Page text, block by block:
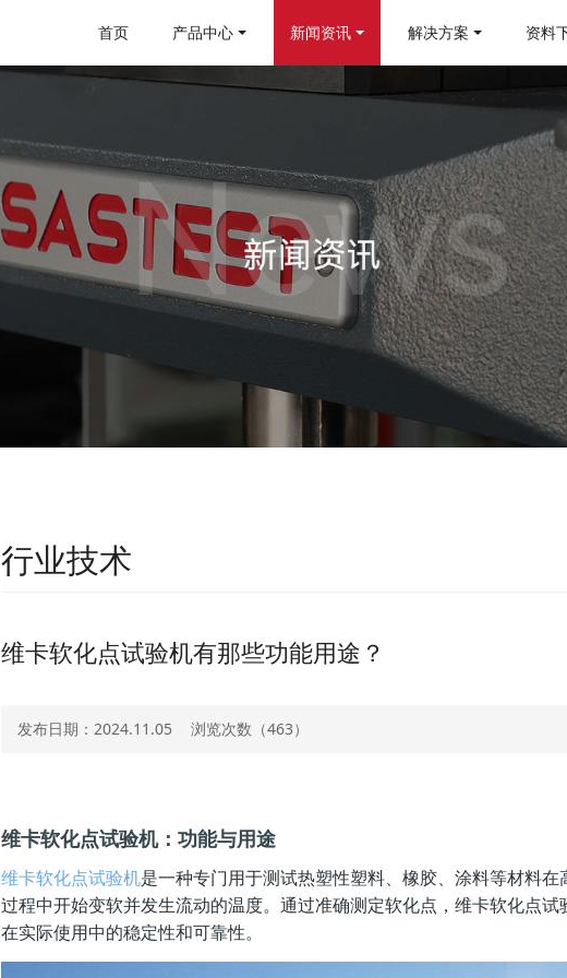
首页 产品中心 新闻资讯 解决方案 资料
行业技术
维卡软化点试验机有那些功能用途？
发布日期：2024.11.05 浏览次数（463）
维卡软化点试验机：功能与用途
维卡软化点试验机是一种专门用于测试热塑性塑料、橡胶、涂料等材料
过程中开始变软并发生流动的温度。通过准确测定软化点，维卡软化点
在实际使用中的稳定性和可靠性。